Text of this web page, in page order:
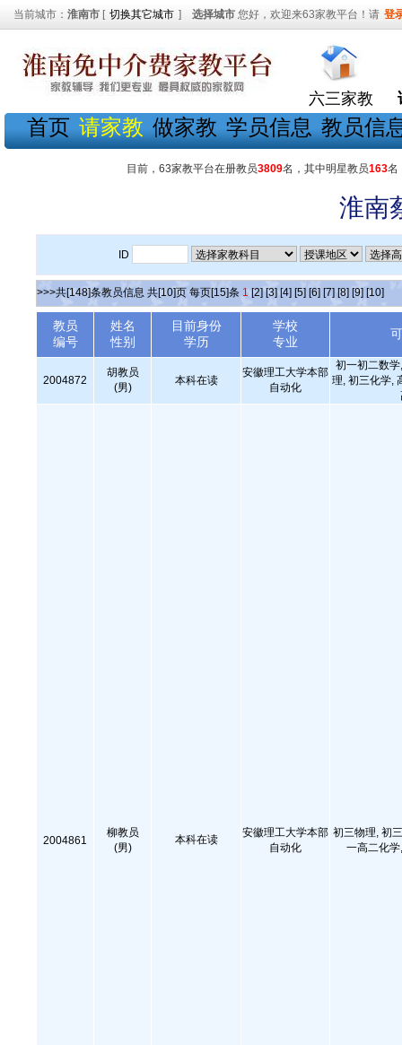
当前城市： 淮南市 [ 切换其它城市 ] 选择城市 您好，欢迎来63家教平台！请 登
六三家教
首页 请家教 做家教 学员信息 教员信
目前，63家教平台在册教员3809名，其中明星教员163名
淮南
ID
>>>共[148]条教员信息 共[10]页 每页[15]条 1 [2] [3] [4] [5] [6] [7] [8] [9] [10]
教员
编号
姓名
性别
目前身份
学历
学校
专业
2004872
胡教员
(男)
本科在读
安徽理工大学本部
自动化
初一初二数
理, 初三化学,
2004861
柳教员
(男)
本科在读
安徽理工大学本部
自动化
初三物理, 初
一高二化